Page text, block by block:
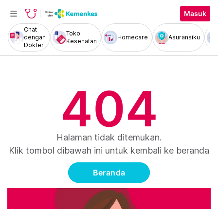
Masuk
Chat
dengan
Dokter
Toko
Kesehatan
Homecare Asuransiku
404
Halaman tidak ditemukan.
Klik tombol dibawah ini untuk kembali ke beranda
Beranda